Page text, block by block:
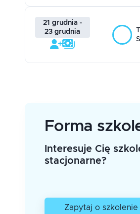
21 grudnia -
23 grudnia
Forma
Interesuje Cię
stacjonarne?
Zapytaj o szkolenie